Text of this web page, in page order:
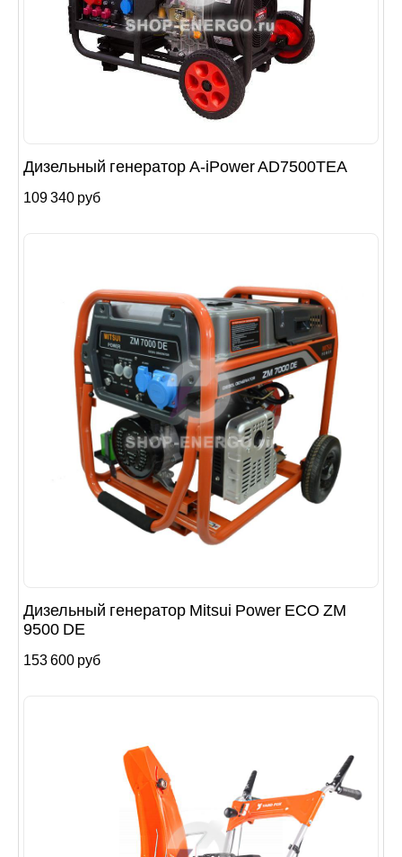
Дизельный генератор A-iPower AD7500TEA
109 340 руб
Дизельный генератор Mitsui Power ECO ZM
9500 DE
153 600 руб